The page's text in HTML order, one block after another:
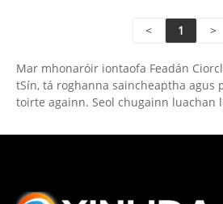
chuig Oirdheisceart na hÁise, an
tacaímid le hathruithe
coigeartuithe cainníochta suas
roimh tháirgeadh, le línte
soláthar freagra tapa, ag
imní dúinn nach
< 1 >
Mar mhonaróir iontaofa Feadán
tSín, tá roghanna saincheaptha agus
toirte againn. Seol chugainn luachan